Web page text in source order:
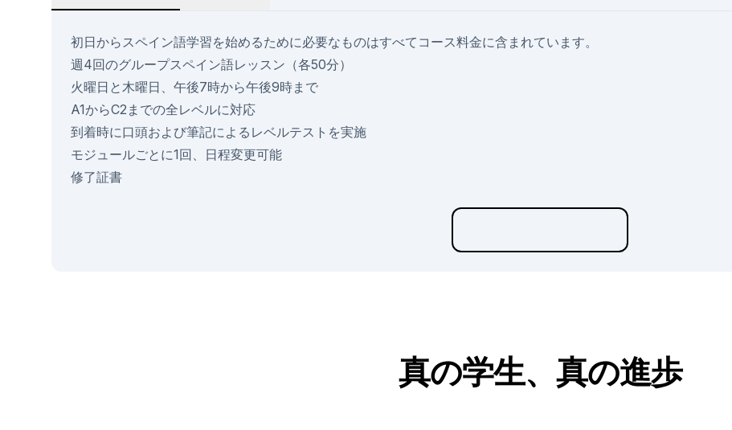
初日からスペイン語学習を始めるために必要なものはすべてコース料金に含まれています。
週4回のグループスペイン語レッスン（各50分）
火曜日と木曜日、午後7時から午後9時まで
A1からC2までの全レベルに対応
到着時に口頭および筆記によるレベルテストを実施
モジュールごとに1回、日程変更可能
修了証書
真の学生、真の進歩